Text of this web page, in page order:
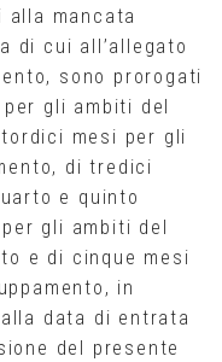
alla mancata
di cui all’allegato
sono prorogati
gli ambiti del
mesi per gli
di tredici
e quinto
gli ambiti del
e di cinque mesi
in
data di entrata
del presente